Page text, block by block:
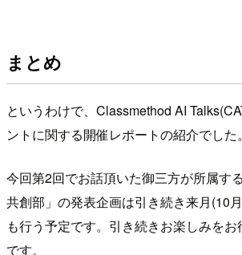
まとめ
というわけで、Classmethod AI
ントに関する開催レポートの紹介でした。
今回第2回でお話頂いた御三方が所属す
共創部」の発表企画は引き続き来月(10
も行う予定です。引き続きお楽しみを
です。